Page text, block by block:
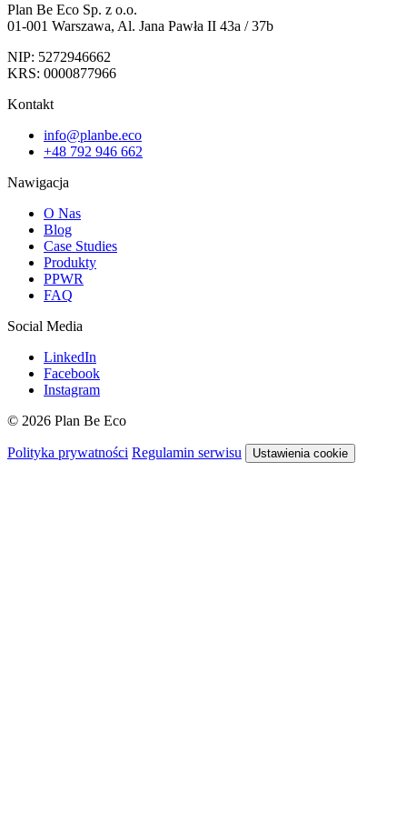
Plan Be Eco Sp. z o.o.
01-001 Warszawa, Al. Jana Pawła II 43a / 37b
NIP: 5272946662
KRS: 0000877966
Kontakt
info@planbe.eco
+48 792 946 662
Nawigacja
O Nas
Blog
Case Studies
Produkty
PPWR
FAQ
Social Media
LinkedIn
Facebook
Instagram
© 2026 Plan Be Eco
Polityka prywatności Regulamin serwisu Ustawienia cookie